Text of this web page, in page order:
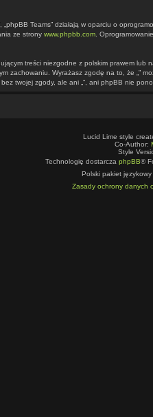
„phpBB Teams” działają w oparciu o
ze strony www.phpbb.com .
treści niezgodne z polskim prawem
zachowaniu. Wyrażasz zgodę na to, że
twojej zgody, ale ani „”, ani phpBB nie
Lucid Lime style
Co-Author:
Style
Technologię dostarcza phpBB®
Polski pakiet
Zasady ochrony danych